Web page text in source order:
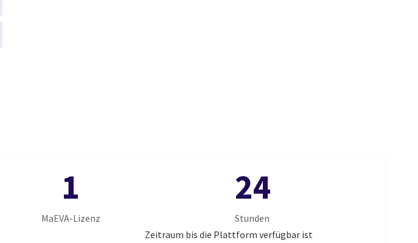
1
MaEVA-Lizenz
24
Stunden
Zeitraum bis die Plattform verfügbar ist